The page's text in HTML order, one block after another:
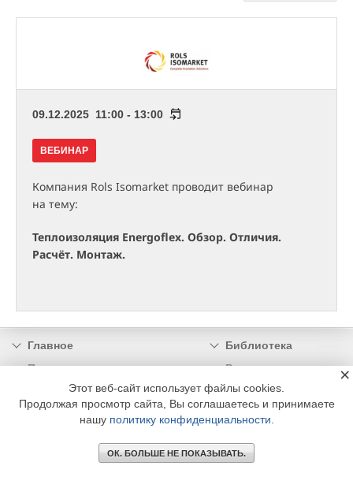
09.12.2025 11:00 - 13:00
ВЕБИНАР
Компания Rols Isomarket проводит вебинар
на тему:
Теплоизоляция Energoflex. Обзор. Отличия.
Расчёт. Монтаж.
Главное
Библиотека
Подписка
Реклама
Информация
© 2002 - 2026 OOO Издательский дом «МЕДИА ТЕХНОЛОДЖИ» +7 (495) 665-00-
Этот веб-сайт использует файлы cookies.
Продолжая просмотр сайта, Вы соглашаетесь и принимаете
нашу политику конфиденциальности
ОК. БОЛЬШЕ НЕ ПОКАЗЫВАТЬ.
×